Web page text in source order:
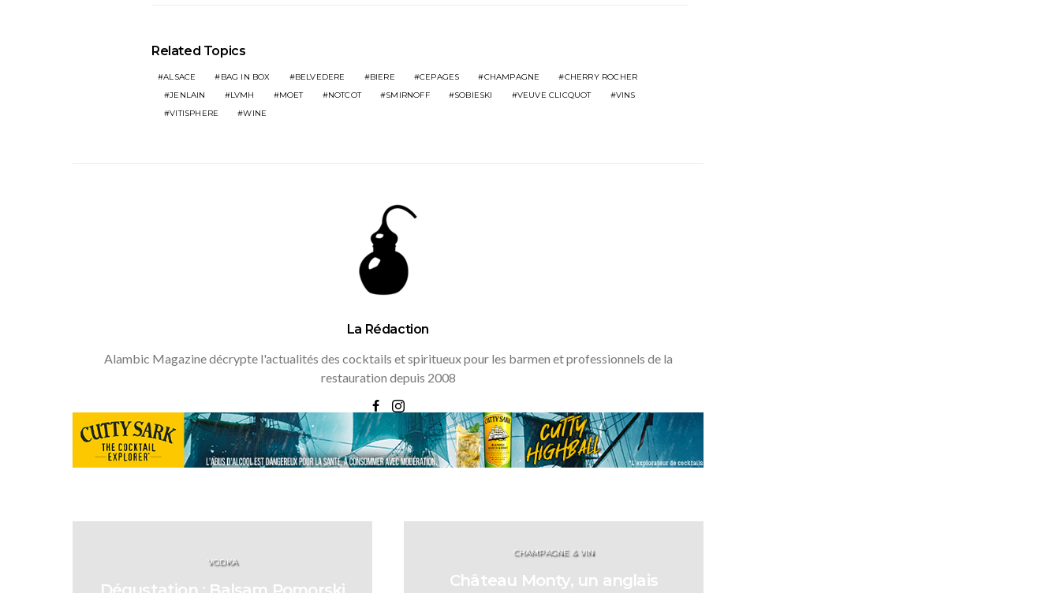
Related Topics
ALSACE BAG IN BOX BELVEDERE BIERE CEPAGES CHAMPAGNE
CHERRY ROCHER
JENLAIN
LVMH MOET NOTCOT SMIRNOFF SOBIESKI VEUVE CLICQUOT
VINS
VITISPHERE
WINE
La Rédaction
Alambic Magazine décrypte l'actualités des cocktails et spiritueux pour les barmen et professionnels de la
restauration depuis 2008
VODKA
CHAMPAGNE & VIN
Château Monty, un anglais